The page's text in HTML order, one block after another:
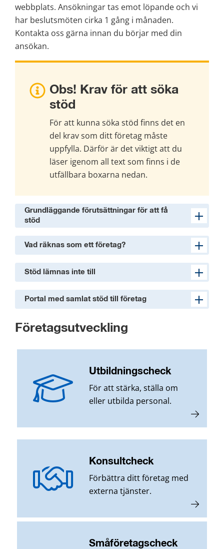
webbplats. Ansökningar tas emot löpande och vi
har beslutsmöten cirka 1 gång i månaden.
Kontakta oss gärna innan du börjar med din
ansökan.
Obs! Krav för att söka
stöd
För att kunna söka stöd finns det en
del krav som ditt företag måste
uppfylla. Därför är det viktigt att du
läser igenom all text som finns i de
utfällbara boxarna nedan.
Grundläggande förutsättningar för att få
stöd
Vad räknas som ett företag?
Stöd lämnas inte till
Portal med samlat stöd till företag
Företagsutveckling
Utbildningscheck
För att stärka, ställa om
eller utbilda personal.
Konsultcheck
Förbättra ditt företag med
externa tjänster.
Småföretagscheck